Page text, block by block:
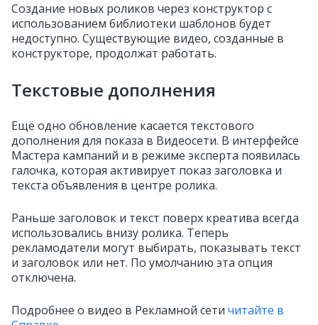
Создание новых роликов через конструктор с
использованием библиотеки шаблонов будет
недоступно. Существующие видео, созданные в
конструкторе, продолжат работать.
Текстовые дополнения
Ещё одно обновление касается текстового
дополнения для показа в Видеосети. В интерфейсе
Мастера кампаний и в режиме эксперта появилась
галочка, которая активирует показ заголовка и
текста объявления в центре ролика.
Раньше заголовок и текст поверх креатива всегда
использовались внизу ролика. Теперь
рекламодатели могут выбирать, показывать текст
и заголовок или нет. По умолчанию эта опция
отключена.
Подробнее о видео в Рекламной сети читайте в